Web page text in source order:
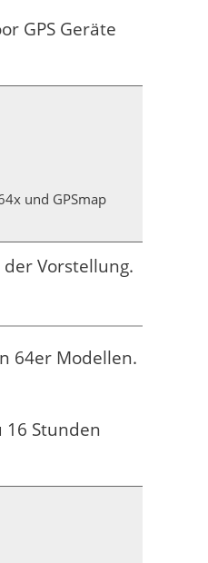
GPS Geräte
und GPSmap
Vorstellung.
64er Modellen.
16 Stunden